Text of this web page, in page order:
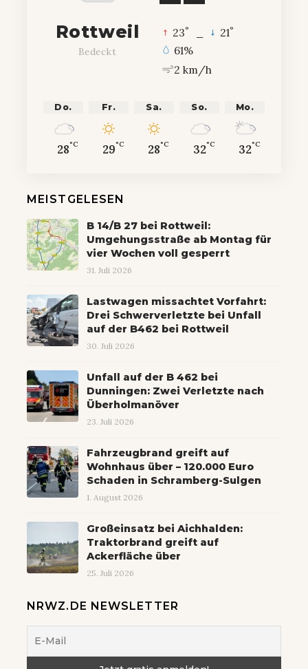
Rottweil
Bedeckt
23° 21°
61%
2 km/h
Do.
28°C
Fr.
29°C
Sa.
28°C
So.
32°C
Mo.
32°C
MEISTGELESEN
B 14/B 27 bei Rottweil:
Umgehungsstraße ab Montag für
vier Wochen voll gesperrt
31. Juli 2026
Lastwagen missachtet Vorfahrt:
Drei Schwerverletzte bei Unfall
auf der B462 bei Rottweil
30. Juli 2026
Unfall auf der B 462 bei
Dunningen: Zwei Verletzte nach
Überholmanöver
23. Juli 2026
Fahrzeugbrand greift auf
Wohnhaus über – 120.000 Euro
Schaden in Schramberg-Sulgen
1. August 2026
Großeinsatz bei Aichhalden:
Traktorbrand greift auf
Ackerfläche über
25. Juli 2026
NRWZ.DE NEWSLETTER